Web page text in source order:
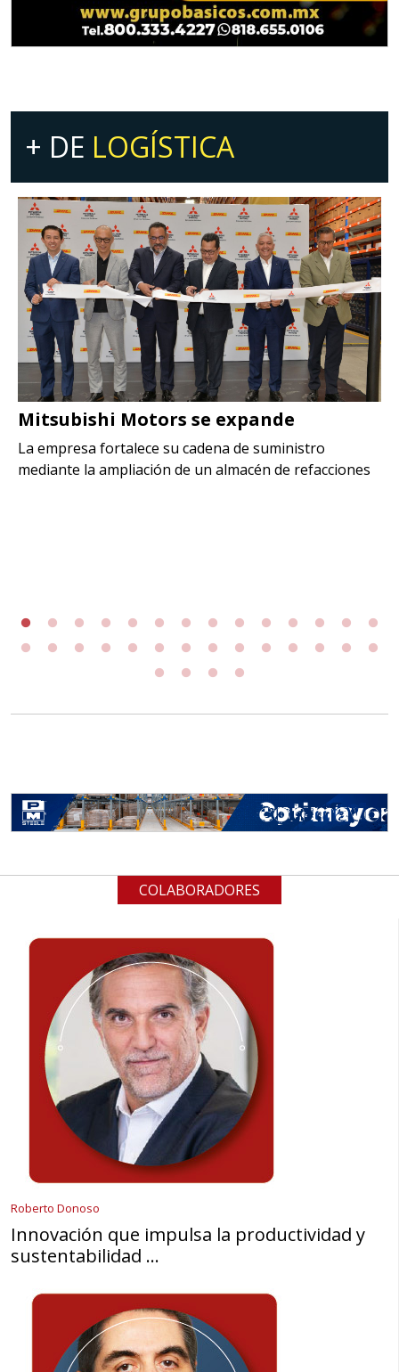
+ DE LOGÍSTICA
Mitsubishi Motors se expande
La empresa fortalece su cadena de suministro
mediante la ampliación de un almacén de refacciones
COLABORADORES
Roberto Donoso
Innovación que impulsa la productividad y
sustentabilidad …